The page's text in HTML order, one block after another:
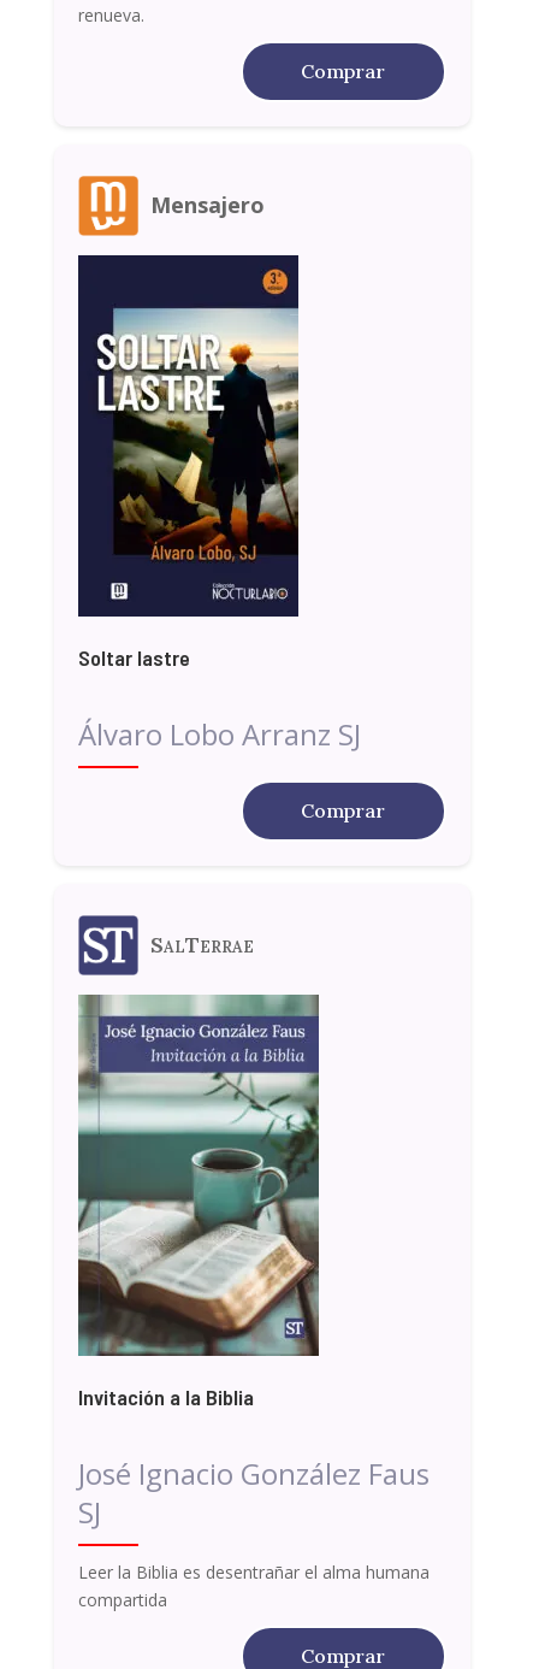
renueva.
Comprar
Mensajero
Soltar lastre
Álvaro Lobo Arranz SJ
Comprar
SalTerrae
Invitación a la Biblia
José Ignacio González Faus
SJ
Leer la Biblia es desentrañar el alma humana
compartida
Comprar